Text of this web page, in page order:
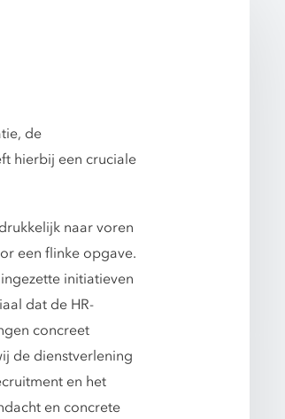
de
hierbij een cruciale
naar voren
een flinke opgave.
initiatieven
dat de HR-
concreet
de dienstverlening
en het
en concrete